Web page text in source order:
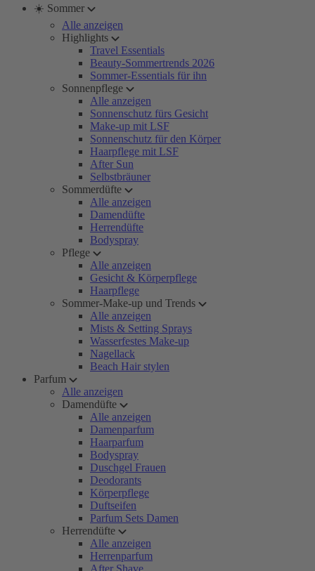
☀️ Sommer
Alle anzeigen
Highlights
Travel Essentials
Beauty-Sommertrends 2026
Sommer-Essentials für ihn
Sonnenpflege
Alle anzeigen
Sonnenschutz fürs Gesicht
Make-up mit LSF
Sonnenschutz für den Körper
Haarpflege mit LSF
After Sun
Selbstbräuner
Sommerdüfte
Alle anzeigen
Damendüfte
Herrendüfte
Bodyspray
Pflege
Alle anzeigen
Gesicht & Körperpflege
Haarpflege
Sommer-Make-up und Trends
Alle anzeigen
Mists & Setting Sprays
Wasserfestes Make-up
Nagellack
Beach Hair stylen
Parfum
Alle anzeigen
Damendüfte
Alle anzeigen
Damenparfum
Haarparfum
Bodyspray
Duschgel Frauen
Deodorants
Körperpflege
Duftseifen
Parfum Sets Damen
Herrendüfte
Alle anzeigen
Herrenparfum
After Shave